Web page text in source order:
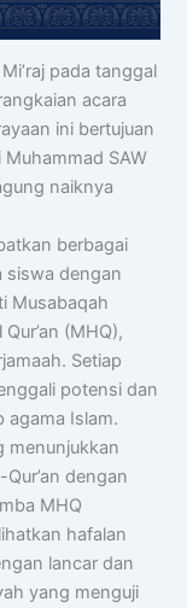
pada tanggal
acara
ini bertujuan
SAW
naiknya
berbagai
siswa dengan
Musabaqah
(MHQ),
Setiap
potensi dan
agama Islam.
menunjukkan
dengan
MHQ
hafalan
lancar dan
yang menguji